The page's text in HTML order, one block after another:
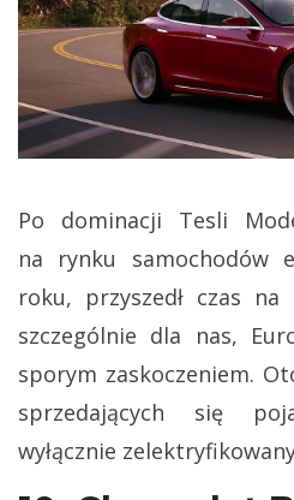
Po dominacji Tesli
na rynku samochodów
roku, przyszedł czas
szczególnie dla nas,
sporym zaskoczeniem.
sprzedających się
wyłącznie